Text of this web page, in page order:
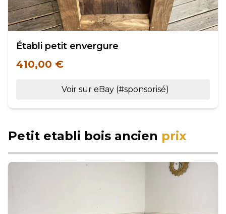
Établi petit envergure
410,00 €
Voir sur eBay (#sponsorisé)
Petit etabli bois ancien prix